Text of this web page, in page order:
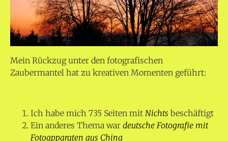
Mein Rückzug unter den fotografischen
Zaubermantel hat zu kreativen Momenten geführt:
Ich habe mich 735 Seiten mit Nichts beschäftigt
Ein anderes Thema war deutsche Fotografie mit
Fotoapparaten aus China